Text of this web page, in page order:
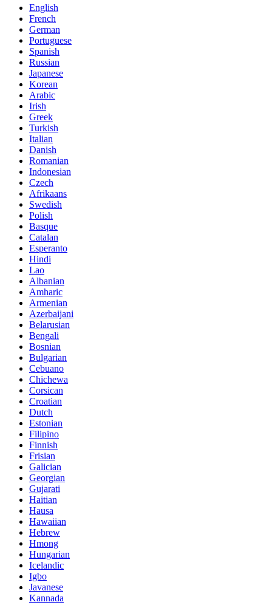
English
French
German
Portuguese
Spanish
Russian
Japanese
Korean
Arabic
Irish
Greek
Turkish
Italian
Danish
Romanian
Indonesian
Czech
Afrikaans
Swedish
Polish
Basque
Catalan
Esperanto
Hindi
Lao
Albanian
Amharic
Armenian
Azerbaijani
Belarusian
Bengali
Bosnian
Bulgarian
Cebuano
Chichewa
Corsican
Croatian
Dutch
Estonian
Filipino
Finnish
Frisian
Galician
Georgian
Gujarati
Haitian
Hausa
Hawaiian
Hebrew
Hmong
Hungarian
Icelandic
Igbo
Javanese
Kannada